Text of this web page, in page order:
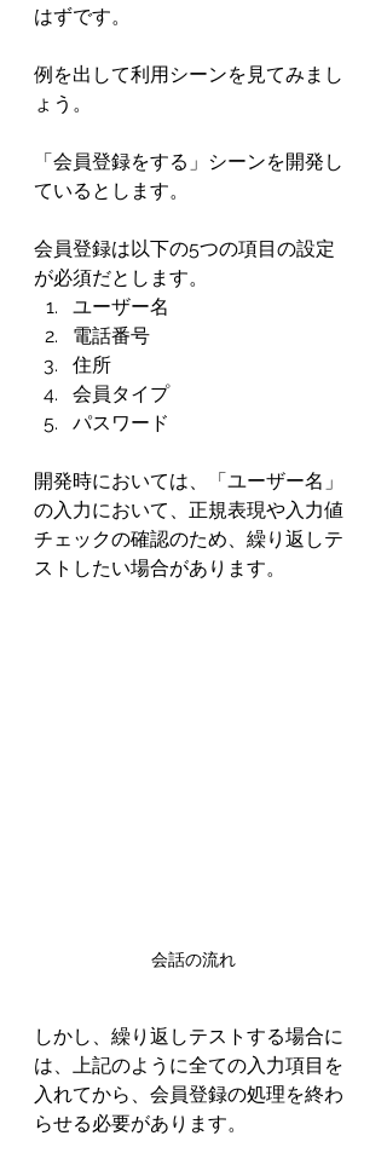
はずです。
例を出して利用シーンを見てみまし
ょう。
「会員登録をする」シーンを開発し
ているとします。
会員登録は以下の5つの項目の設定
が必須だとします。
ユーザー名
電話番号
住所
会員タイプ
パスワード
開発時においては、「ユーザー名」
の入力において、正規表現や入力値
チェックの確認のため、繰り返しテ
ストしたい場合があります。
会話の流れ
しかし、繰り返しテストする場合に
は、上記のように全ての入力項目を
入れてから、会員登録の処理を終わ
らせる必要があります。